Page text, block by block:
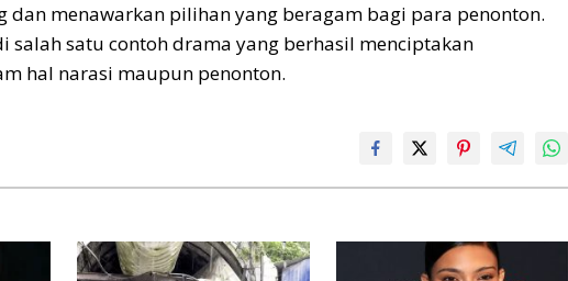
dan menawarkan pilihan yang beragam bagi para penonton.
salah satu contoh drama yang berhasil menciptakan
hal narasi maupun penonton.